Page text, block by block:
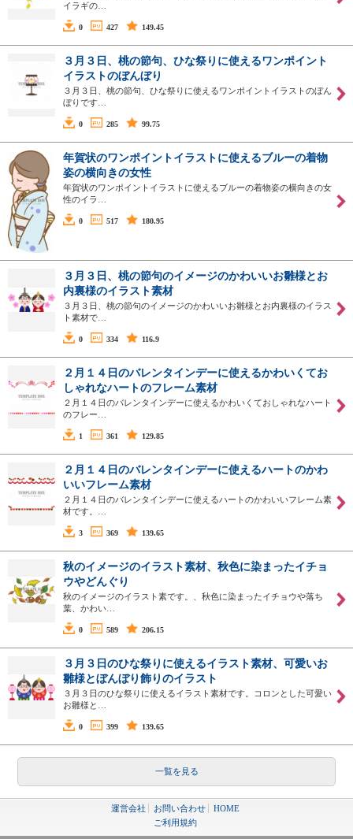
イラギの…
0 427 149.45
３月３日、桃の節句、ひな祭りに使えるワンポイント
イラストのぼんぼり
３月３日、桃の節句、ひな祭りに使えるワンポイントイラストのぼん
ぼりです…
0 285 99.75
年賀状のワンポイントイラストに使えるブルーの着物
姿の横向きの女性
年賀状のワンポイントイラストに使えるブルーの着物姿の横向きの女
性のイラ…
0 517 180.95
３月３日、桃の節句のイメージのかわいいお雛様とお
内裏様のイラスト素材
３月３日、桃の節句のイメージのかわいいお雛様とお内裏様のイラス
ト素材で…
0 334 116.9
２月１４日のバレンタインデーに使えるかわいくてお
しゃれなハートのフレーム素材
２月１４日のバレンタインデーに使えるかわいくておしゃれなハート
のフレー…
1 361 129.85
２月１４日のバレンタインデーに使えるハートのかわ
いいフレーム素材
２月１４日のバレンタインデーに使えるハートのかわいいフレーム素
材です。…
3 369 139.65
秋のイメージのイラスト素材、秋色に染まったイチョ
ウやどんぐり
秋のイメージのイラスト素です。、秋色に染まったイチョウや落ち
葉、かわい…
0 589 206.15
３月３日のひな祭りに使えるイラスト素材、可愛いお
雛様とぼんぼり飾りのイラスト
３月３日のひな祭りに使えるイラスト素材です。コロンとした可愛い
お雛様と…
0 399 139.65
一覧を見る
運営会社 お問い合わせ
HOME
ご利用規約